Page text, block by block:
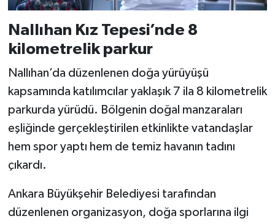
Nallıhan Kız Tepesi’nde 8
kilometrelik parkur
Nallıhan’da düzenlenen doğa yürüyüşü
kapsamında katılımcılar yaklaşık 7 ila 8 kilometrelik
parkurda yürüdü. Bölgenin doğal manzaraları
eşliğinde gerçekleştirilen etkinlikte vatandaşlar
hem spor yaptı hem de temiz havanın tadını
çıkardı.
Ankara Büyükşehir Belediyesi tarafından
düzenlenen organizasyon, doğa sporlarına ilgi